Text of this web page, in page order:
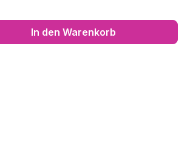
In den Warenkorb